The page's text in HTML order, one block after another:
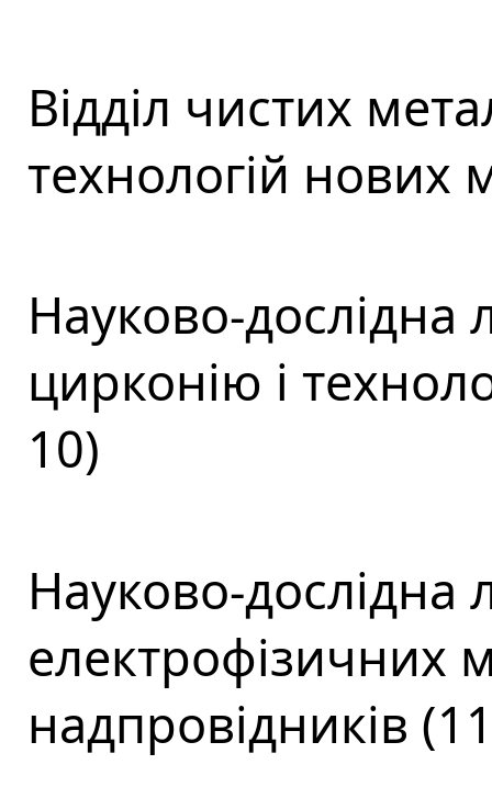
Відділ чистих
технологій нових
Науково-дослідна
цирконію і
10)
Науково-дослідна
електрофізичних
надпровідників